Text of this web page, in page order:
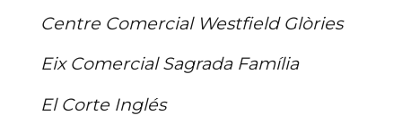
Centre Comercial Westfield Glòries
Eix Comercial Sagrada Família
El Corte Inglés